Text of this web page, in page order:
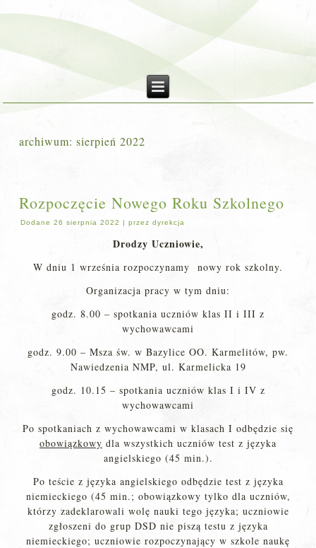
archiwum:sierpień 2022
Rozpoczęcie Nowego Roku Szkolnego
Dodane 26 sierpnia 2022 |przez dyrekcja
Drodzy Uczniowie,
W dniu 1 września rozpoczynamy nowy rok szkolny.
Organizacja pracy w tym dniu:
godz. 8.00 – spotkania uczniów klas II i III z
wychowawcami
godz. 9.00 – Msza św. w Bazylice OO. Karmelitów, pw.
Nawiedzenia NMP, ul. Karmelicka 19
godz. 10.15 – spotkania uczniów klas I i IV z
wychowawcami
Po spotkaniach z wychowawcami w klasach I odbędzie się
obowiązkowy dla wszystkich uczniów test z języka
angielskiego (45 min.).
Po teście z języka angielskiego odbędzie test z języka
niemieckiego (45 min.; obowiązkowy tylko dla uczniów,
którzy zadeklarowali wolę nauki tego języka; uczniowie
zgłoszeni do grup DSD nie piszą testu z języka
niemieckiego; uczniowie rozpoczynający w szkole naukę